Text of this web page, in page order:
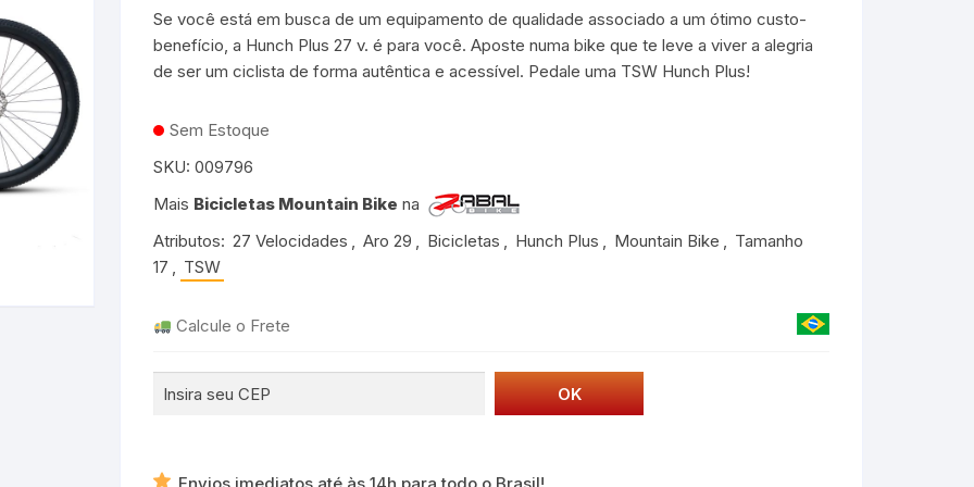
Bicicletas Aro 24 para
Meninas
Bicicletas Aro 20 para
Meninos
17″ ou 18″
19″ ou 20″
21″ ou 22″
29
Cross Country
50 a 53cm
53 a 56cm
56 a 59cm
26
27.5
e ShortsMochilas de Hidratação
Taco de Pedal
Transportador
Groove
TSW
Rava
Shimano
HB
Se você está em busca de um equipamento de qualidade associado a um ótimo custo-
benefício, a Hunch Plus 27 v. é para você. Aposte numa bike que te leve a viver a alegria
de ser um ciclista de forma autêntica e acessível. Pedale uma TSW Hunch Plus!
Sem Estoque
SKU: 009796
Mais Bicicletas Mountain Bike na
Atributos: 27 Velocidades , Aro 29 , Bicicletas , Hunch Plus , Mountain Bike , Tamanho
17 , TSW
Calcule o Frete